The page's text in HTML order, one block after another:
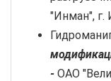
"Инман",
- ОАО